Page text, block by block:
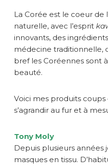
La Corée est le coeur
naturelle, avec l’esprit
innovants, des
médecine traditionnelle,
bref les Coréennes sont
beauté.
Voici mes produits coups
s’agrandir au fur et à
Tony Moly
Depuis plusieurs années
masques en tissu.